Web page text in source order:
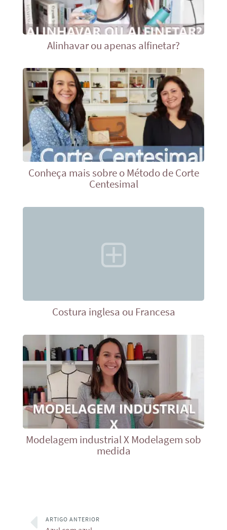
Alinhavar ou apenas alfinetar?
Conheça mais sobre o Método de Corte
Centesimal
Costura inglesa ou Francesa
Modelagem industrial X Modelagem sob
medida
ARTIGO ANTERIOR